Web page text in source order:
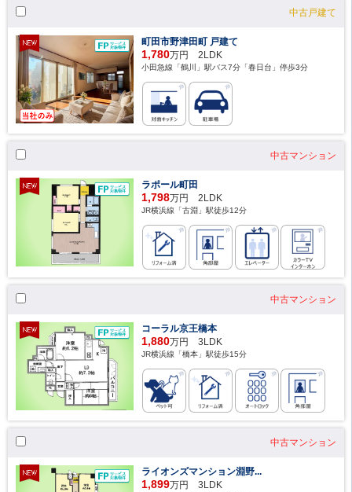
中古戸建て
町田市野津田町 戸建て
1,780万円 2LDK
小田急線「鶴川」駅バス7分「春日台」停歩3分
中古マンション
ラポール町田
1,798万円 2LDK
JR横浜線「古淵」駅徒歩12分
中古マンション
コーラル京王橋本
1,880万円 3LDK
JR横浜線「橋本」駅徒歩15分
中古マンション
ライオンズマンション淵野...
1,899万円 3LDK